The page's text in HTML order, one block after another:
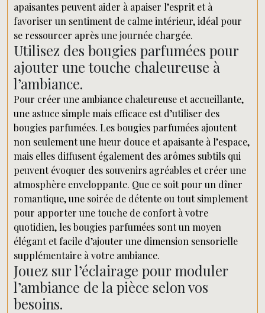
apaisantes peuvent aider à apaiser l’esprit et à
favoriser un sentiment de calme intérieur, idéal pour
se ressourcer après une journée chargée.
Utilisez des bougies parfumées pour
ajouter une touche chaleureuse à
l’ambiance.
Pour créer une ambiance chaleureuse et accueillante,
une astuce simple mais efficace est d’utiliser des
bougies parfumées. Les bougies parfumées ajoutent
non seulement une lueur douce et apaisante à l’espace,
mais elles diffusent également des arômes subtils qui
peuvent évoquer des souvenirs agréables et créer une
atmosphère enveloppante. Que ce soit pour un dîner
romantique, une soirée de détente ou tout simplement
pour apporter une touche de confort à votre
quotidien, les bougies parfumées sont un moyen
élégant et facile d’ajouter une dimension sensorielle
supplémentaire à votre ambiance.
Jouez sur l’éclairage pour moduler
l’ambiance de la pièce selon vos
besoins.